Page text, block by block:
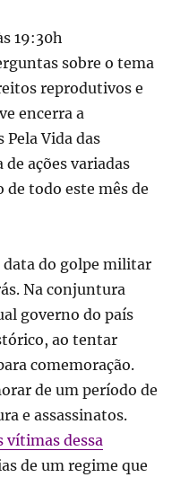
19:30h
sobre o tema
reprodutivos e
encerra a
Pela Vida das
ações variadas
de todo este mês de
data do golpe militar
Na conjuntura
governo do país
ao tentar
comemoração.
de um período de
e assassinatos.
vítimas dessa
de um regime que